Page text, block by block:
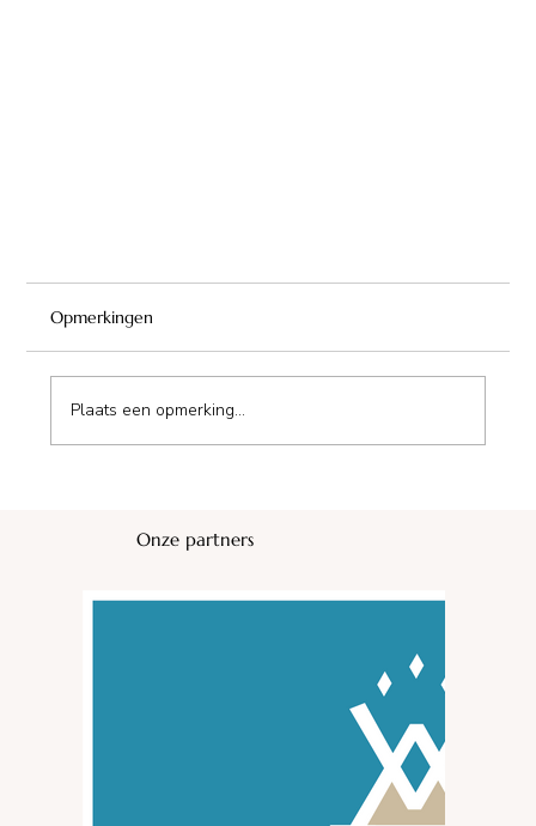
Domaine Sainte Marie
Opmerkingen
Plaats een opmerking...
Onze partners